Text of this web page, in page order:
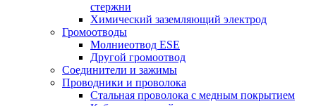
стержни
Химический заземляющий электрод
Громоотводы
Молниеотвод ESE
Другой громоотвод
Соединители и зажимы
Проводники и проволока
Стальная проволока с медным покрытием